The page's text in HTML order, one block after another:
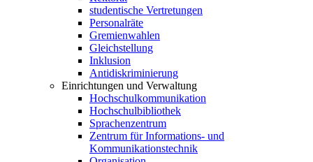
studentische Vertretungen
Personalräte
Gremienwahlen
Gleichstellung
Inklusion
Antidiskriminierung
Einrichtungen und Verwaltung
Hochschulkommunikation
Hochschulbibliothek
Sprachenzentrum
Zentrum für Informations- und
Kommunikationstechnik